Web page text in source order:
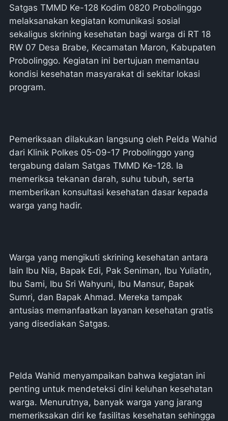
Satgas TMMD Ke-128 Kodim 0820 Probolinggo
melaksanakan kegiatan komunikasi sosial
sekaligus skrining kesehatan bagi warga di RT 18
RW 07 Desa Brabe, Kecamatan Maron, Kabupaten
Probolinggo. Kegiatan ini bertujuan memantau
kondisi kesehatan masyarakat di sekitar lokasi
program.
Pemeriksaan dilakukan langsung oleh Pelda Wahid
dari Klinik Polkes 05-09-17 Probolinggo yang
tergabung dalam Satgas TMMD Ke-128. Ia
memeriksa tekanan darah, suhu tubuh, serta
memberikan konsultasi kesehatan dasar kepada
warga yang hadir.
Warga yang mengikuti skrining kesehatan antara
lain Ibu Nia, Bapak Edi, Pak Seniman, Ibu Yuliatin,
Ibu Sami, Ibu Sri Wahyuni, Ibu Mansur, Bapak
Sumri, dan Bapak Ahmad. Mereka tampak
antusias memanfaatkan layanan kesehatan gratis
yang disediakan Satgas.
Pelda Wahid menyampaikan bahwa kegiatan ini
penting untuk mendeteksi dini keluhan kesehatan
warga. Menurutnya, banyak warga yang jarang
memeriksakan diri ke fasilitas kesehatan sehingga